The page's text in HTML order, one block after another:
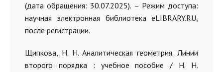
(дата обращения: 30.07.2025). – Режим доступа:
научная электронная библиотека eLIBRARY.RU,
после регистрации.
Щипкова, Н. Н. Аналитическая геометрия. Линии
второго порядка : учебное пособие / Н. Н.